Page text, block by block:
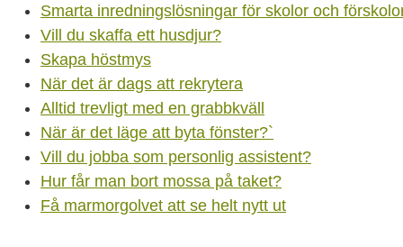
Smarta inredningslösningar för skolor och
Vill du skaffa ett husdjur?
Skapa höstmys
När det är dags att rekrytera
Alltid trevligt med en grabbkväll
När är det läge att byta fönster?`
Vill du jobba som personlig assistent?
Hur får man bort mossa på taket?
Få marmorgolvet att se helt nytt ut